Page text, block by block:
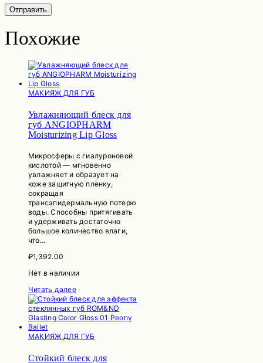
Похожие
МАКИЯЖ ДЛЯ ГУБ
Увлажняющий блеск для
губ ANGIOPHARM
Moisturizing Lip Gloss
Микросферы с гиалуроновой
кислотой — мгновенно
увлажняет и образует на
коже защитную пленку,
сокращая
трансэпидермальную потерю
воды. Способны притягивать
и удерживать достаточно
большое количество влаги,
что…
₽1,392.00
Нет в наличии
Читать далее
МАКИЯЖ ДЛЯ ГУБ
Стойкий блеск для